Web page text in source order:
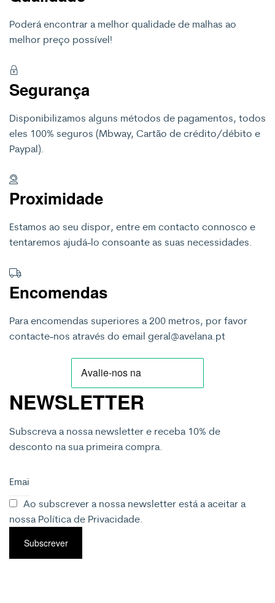
Poderá encontrar a melhor qualidade de malhas ao
melhor preço possível!
Segurança
Disponibilizamos alguns métodos de pagamentos, todos
eles 100% seguros (Mbway, Cartão de crédito/débito e
Paypal).
Proximidade
Estamos ao seu dispor, entre em contacto connosco e
tentaremos ajudá-lo consoante as suas necessidades.
Encomendas
Para encomendas superiores a 200 metros, por favor
contacte-nos através do email geral@avelana.pt
NEWSLETTER
Subscreva a nossa newsletter e receba 10% de
desconto na sua primeira compra.
Ao subscrever a nossa newsletter está a aceitar a
nossa Política de Privacidade.
Subscrever